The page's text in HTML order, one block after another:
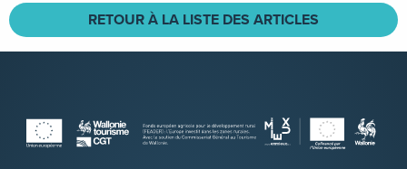
RETOUR À LA LISTE DES ARTICLES